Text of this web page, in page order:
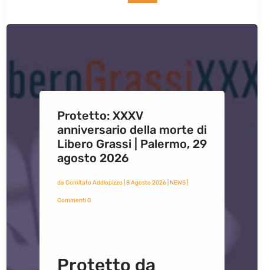
Protetto: XXXV
anniversario della morte di
Libero Grassi | Palermo, 29
agosto 2026
da Comitato Addiopizzo| 8 Agosto 2026| NEWS|
Commenti 0
Protetto da